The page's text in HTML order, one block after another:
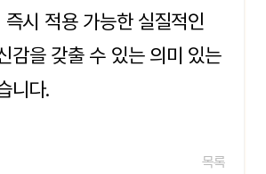
시 적용 가능한 실질적인
감을 갖출 수 있는 의미 있는
니다.
목록